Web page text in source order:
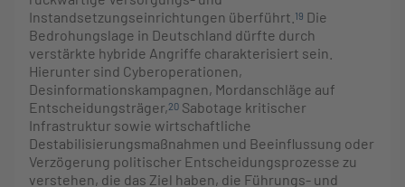
Instandsetzungseinrichtungen überführt. 19 Die
Bedrohungslage in Deutschland dürfte durch
verstärkte hybride Angriffe charakterisiert sein.
Hierunter sind Cyberoperationen,
Desinformationskampagnen, Mordanschläge auf
Entscheidungsträger,20 Sabotage kritischer
Infrastruktur sowie wirtschaftliche
Destabilisierungsmaßnahmen und Beeinflussung oder
Verzögerung politischer Entscheidungsprozesse zu
verstehen, die das Ziel haben, die Führungs- und